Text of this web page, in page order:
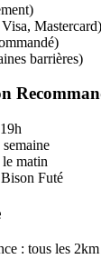
Mastercard)
barrières)
matin
Futé
: tous les 2km